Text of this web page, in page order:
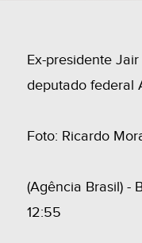
Ex-presidente
deputado federal
Foto: Ricardo
(Agência Brasil) -
12:55